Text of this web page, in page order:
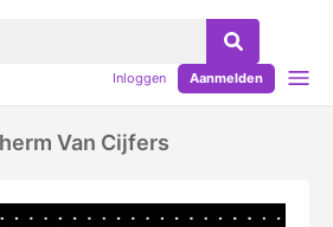
Inloggen Aanmelden
Van Cijfers